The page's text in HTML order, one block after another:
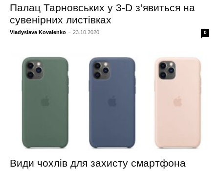
Палац Тарновських у 3-D з’явиться на
сувенірних листівках
Vladyslava Kovalenko - 23.10.2020 0
Види чохлів для захисту смартфона